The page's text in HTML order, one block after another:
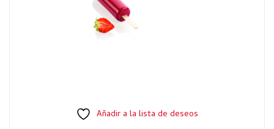
Añadir a la lista de deseos